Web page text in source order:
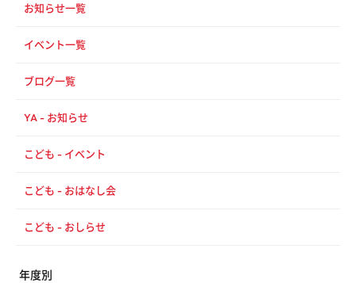
お知らせ一覧
イベント一覧
ブログ一覧
YA - お知らせ
こども - イベント
こども - おはなし会
こども - おしらせ
年度別